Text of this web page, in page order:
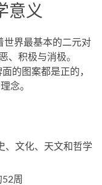
意义
世界最基本的二元对
积极与消极。
的图案都是正的，
念。
、文化、天文和哲学
周